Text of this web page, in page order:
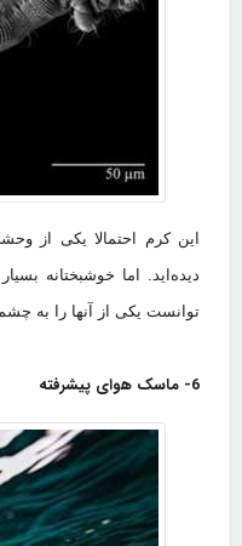
این کرم احتمالا یکی از
دیده‌اید. اما خوشبختانه
توانست یکی از آنها را به چشم
6- ماسک هوای پیشرفته